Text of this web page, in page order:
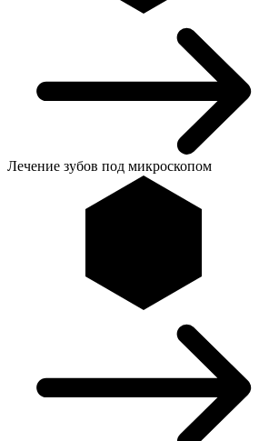
Лечение зубов под микроскопом